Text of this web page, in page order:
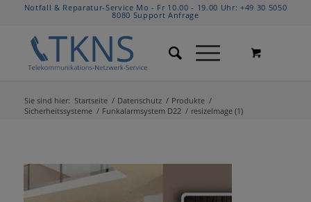
Notfall & Reparatur-Service Mo - Fr 10.00 - 19.00 Uhr:+49 30 5050
8080 Support Anfrage
Sie sind hier: Startseite / Datenschutz / Produkte /
Sicherheitssysteme / Funkalarmsystem D22 / resizeImage (1)